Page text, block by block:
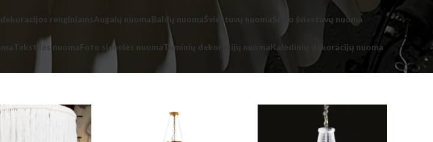
dekoracijos renginiamsAugalų nuomaBaldų nuomaŠviestuvų nuoma Stalo šviestuvų nuoma
Tekstilės nuomaFoto sienelės nuomaTeminių dekoracijų nuomaKalėdinių dekoracijų nuoma